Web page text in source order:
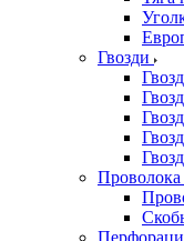
Гвозди